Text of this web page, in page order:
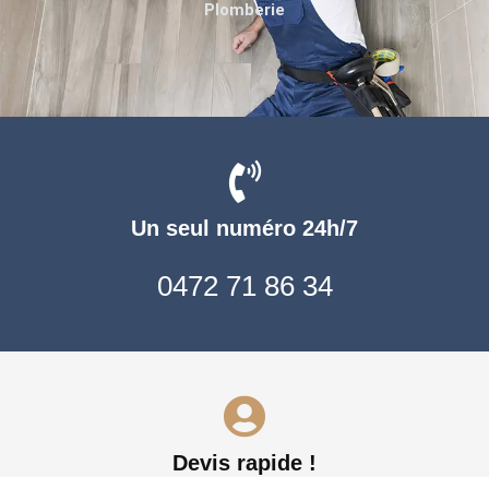
Un seul numéro 24h/7
0472 71 86 34
Devis rapide !
Plomberie